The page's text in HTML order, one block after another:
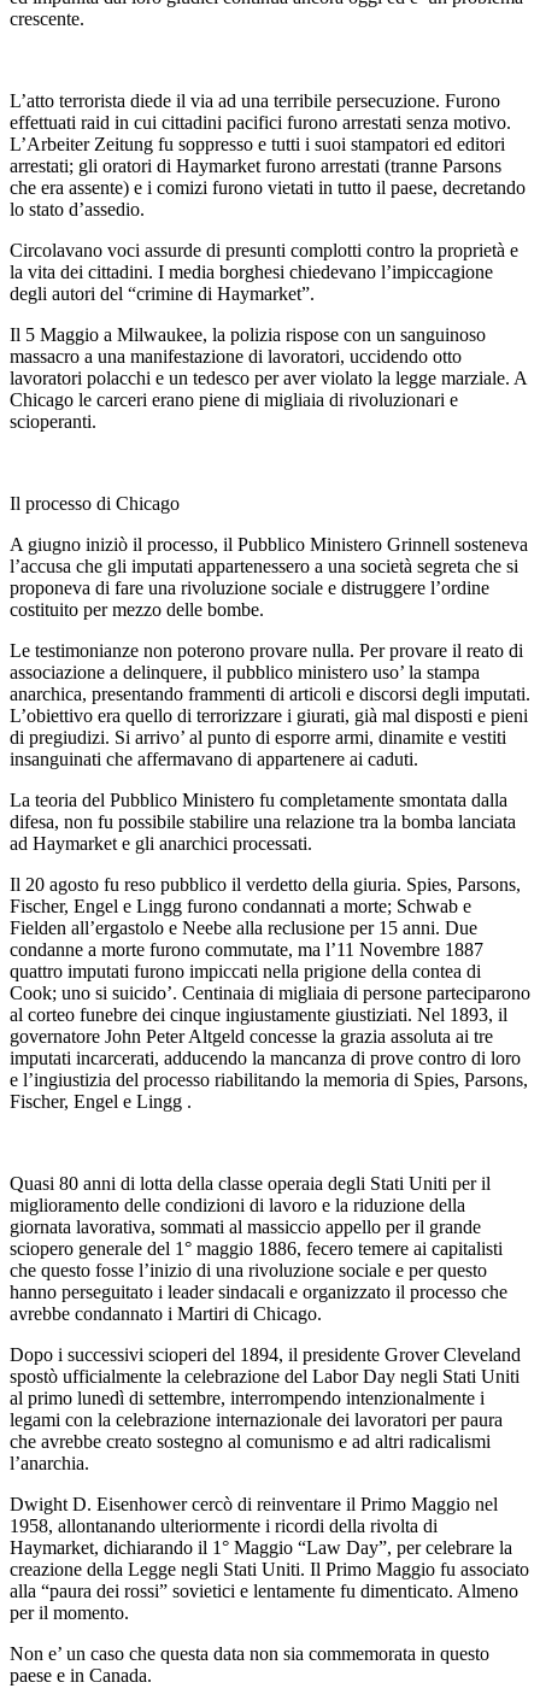
crescente.
L’atto terrorista diede il via ad una terribile persecuzione. Furono
effettuati raid in cui cittadini pacifici furono arrestati senza motivo.
L’Arbeiter Zeitung fu soppresso e tutti i suoi stampatori ed editori
arrestati; gli oratori di Haymarket furono arrestati (tranne Parsons
che era assente) e i comizi furono vietati in tutto il paese, decretando
lo stato d’assedio.
Circolavano voci assurde di presunti complotti contro la proprietà e
la vita dei cittadini. I media borghesi chiedevano l’impiccagione
degli autori del “crimine di Haymarket”.
Il 5 Maggio a Milwaukee, la polizia rispose con un sanguinoso
massacro a una manifestazione di lavoratori, uccidendo otto
lavoratori polacchi e un tedesco per aver violato la legge marziale. A
Chicago le carceri erano piene di migliaia di rivoluzionari e
scioperanti.
Il processo di Chicago
A giugno iniziò il processo, il Pubblico Ministero Grinnell sosteneva
l’accusa che gli imputati appartenessero a una società segreta che si
proponeva di fare una rivoluzione sociale e distruggere l’ordine
costituito per mezzo delle bombe.
Le testimonianze non poterono provare nulla. Per provare il reato di
associazione a delinquere, il pubblico ministero uso’ la stampa
anarchica, presentando frammenti di articoli e discorsi degli imputati.
L’obiettivo era quello di terrorizzare i giurati, già mal disposti e pieni
di pregiudizi. Si arrivo’ ​​al punto di esporre armi, dinamite e vestiti
insanguinati che affermavano di appartenere ai caduti.
La teoria del Pubblico Ministero fu completamente smontata dalla
difesa, non fu possibile stabilire una relazione tra la bomba lanciata
ad Haymarket e gli anarchici processati.
Il 20 agosto fu reso pubblico il verdetto della giuria. Spies, Parsons,
Fischer, Engel e Lingg furono condannati a morte; Schwab e
Fielden all’ergastolo e Neebe alla reclusione per 15 anni. Due
condanne a morte furono commutate, ma l’11 Novembre 1887
quattro imputati furono impiccati nella prigione della contea di
Cook; uno si suicido’. Centinaia di migliaia di persone parteciparono
al corteo funebre dei cinque ingiustamente giustiziati. Nel 1893, il
governatore John Peter Altgeld concesse la grazia assoluta ai tre
imputati incarcerati, adducendo la mancanza di prove contro di loro
e l’ingiustizia del processo riabilitando la memoria di Spies, Parsons,
Fischer, Engel e Lingg .
Quasi 80 anni di lotta della classe operaia degli Stati Uniti per il
miglioramento delle condizioni di lavoro e la riduzione della
giornata lavorativa, sommati al massiccio appello per il grande
sciopero generale del 1° maggio 1886, fecero temere ai capitalisti
che questo fosse l’inizio di una rivoluzione sociale e per questo
hanno perseguitato i leader sindacali e organizzato il processo che
avrebbe condannato i Martiri di Chicago.
Dopo i successivi scioperi del 1894, il presidente Grover Cleveland
spostò ufficialmente la celebrazione del Labor Day negli Stati Uniti
al primo lunedì di settembre, interrompendo intenzionalmente i
legami con la celebrazione internazionale dei lavoratori per paura
che avrebbe creato sostegno al comunismo e ad altri radicalismi
l’anarchia.
Dwight D. Eisenhower cercò di reinventare il Primo Maggio nel
1958, allontanando ulteriormente i ricordi della rivolta di
Haymarket, dichiarando il 1° Maggio “Law Day”, per celebrare la
creazione della Legge negli Stati Uniti. Il Primo Maggio fu associato
alla “paura dei rossi” sovietici e lentamente fu dimenticato. Almeno
per il momento.
Non e’ un caso che questa data non sia commemorata in questo
paese e in Canada.